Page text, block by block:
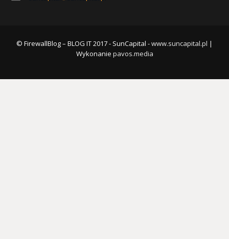
© FirewallBlog – BLOG IT 2017 - SunCapital -www.suncapital.pl |
Wykonanie pavos.media